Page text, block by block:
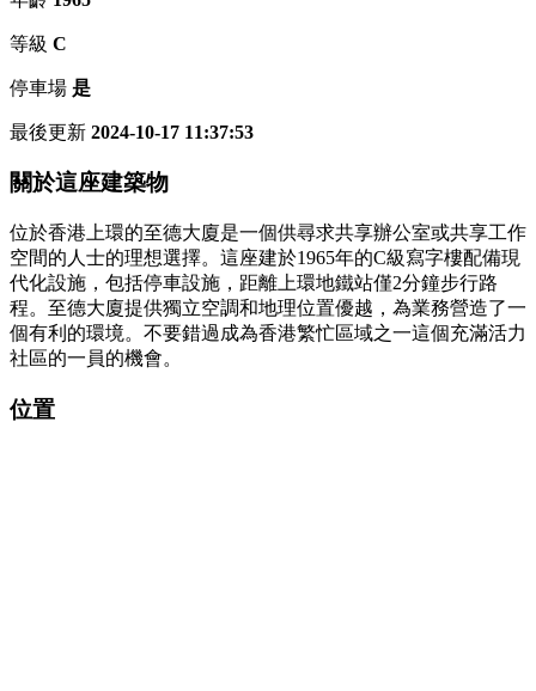
等級 C
停車場 是
最後更新 2024-10-17 11:37:53
關於這座建築物
位於香港上環的至德大廈是一個供尋求共享辦公室或共享工作
空間的人士的理想選擇。這座建於1965年的C級寫字樓配備現
代化設施，包括停車設施，距離上環地鐵站僅2分鐘步行路
程。至德大廈提供獨立空調和地理位置優越，為業務營造了一
個有利的環境。不要錯過成為香港繁忙區域之一這個充滿活力
社區的一員的機會。
位置